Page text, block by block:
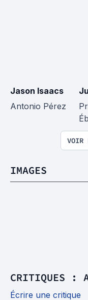
Jason Isaacs
Antonio Pérez
VOIR
IMAGES
CRITIQUES :
Écrire une critique